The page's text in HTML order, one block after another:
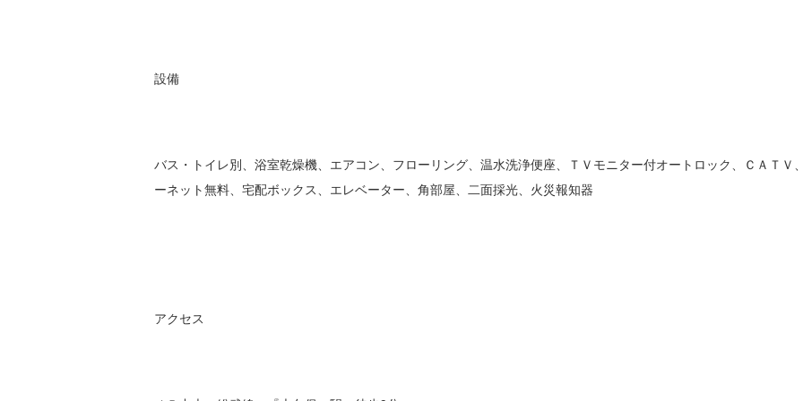
設備
バス・トイレ別、浴室乾燥機、エアコン、フローリング、温水洗浄便座、ＴＶモニター付オートロック、ＣＡＴＶ
ーネット無料、宅配ボックス、エレベーター、角部屋、二面採光、火災報知器
アクセス